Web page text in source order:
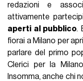
redazioni e
attivamente
aperti al pubblico.
fiorai a Milano per
parlare del primo
Clerici per la
Insomma, anche chi